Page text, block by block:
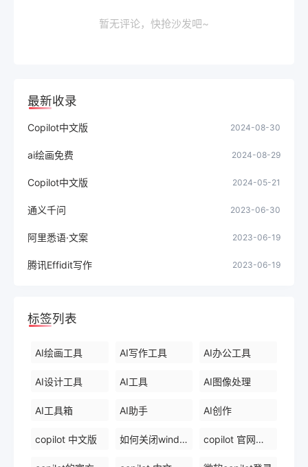
暂无评论，快抢沙发吧~
最新收录
Copilot中文版 2024-08-30
ai绘画免费 2024-08-29
Copilot中文版 2024-05-21
通义千问 2023-06-30
阿里悉语·文案 2023-06-19
腾讯Effidit写作 2023-06-19
标签列表
AI绘画工具 AI写作工具 AI办公工具
AI设计工具 AI工具 AI图像处理
AI工具箱 AI助手 AI创作
copilot 中文版 如何关闭windows 中的 copilot copilot 官网下载